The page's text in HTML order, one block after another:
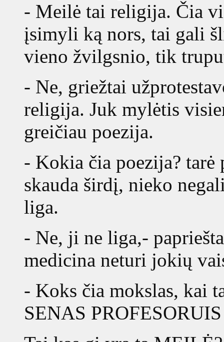
- Meilė tai religija. Čia
įsimyli ką nors, tai gali
vieno žvilgsnio, tik
- Ne, griežtai
religija. Juk mylėtis
greičiau poezija.
- Kokia čia poezija?
skauda širdį, nieko
liga.
- Ne, ji ne liga,-
medicina neturi jokių
- Koks čia mokslas, kai
SENAS